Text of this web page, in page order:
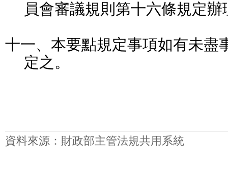
員會審議規則第十六條規定辦
十一、本要點規定事項如有未盡
定之。
資料來源：財政部主管法規共用系統